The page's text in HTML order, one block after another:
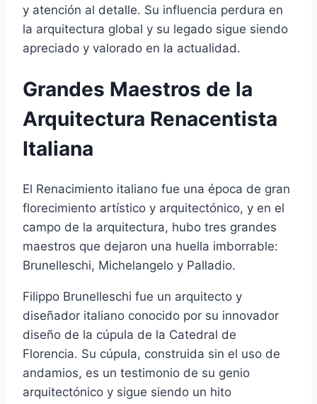
y atención al detalle. Su influencia perdura en
la arquitectura global y su legado sigue siendo
apreciado y valorado en la actualidad.
Grandes Maestros de la
Arquitectura Renacentista
Italiana
El Renacimiento italiano fue una época de gran
florecimiento artístico y arquitectónico, y en el
campo de la arquitectura, hubo tres grandes
maestros que dejaron una huella imborrable:
Brunelleschi, Michelangelo y Palladio.
Filippo Brunelleschi fue un arquitecto y
diseñador italiano conocido por su innovador
diseño de la cúpula de la Catedral de
Florencia. Su cúpula, construida sin el uso de
andamios, es un testimonio de su genio
arquitectónico y sigue siendo un hito